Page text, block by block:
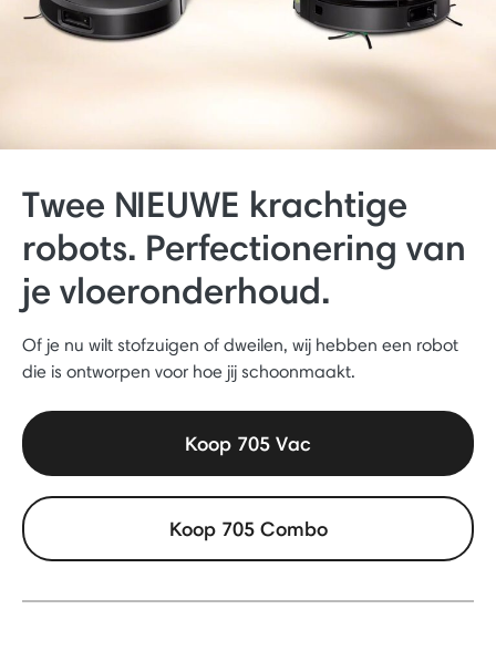
Twee NIEUWE krachtige
robots. Perfectionering van
je vloeronderhoud.
Of je nu wilt stofzuigen of dweilen, wij hebben een robot
die is ontworpen voor hoe jij schoonmaakt.
Koop 705 Vac
Koop 705 Combo